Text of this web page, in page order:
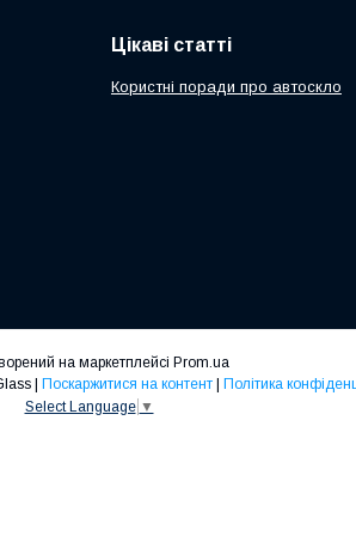
Цікаві статті
Користні поради про автоскло
на маркетплейсі Prom.ua
Поскаржитися на контент
Політика
Select Language ▼